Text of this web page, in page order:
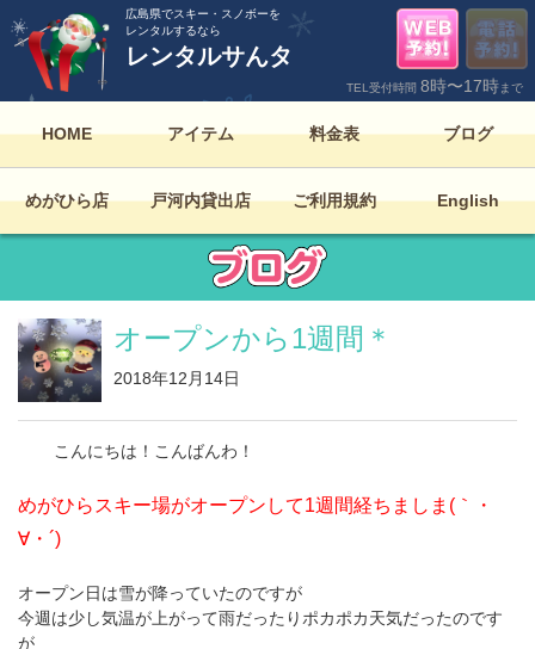
広島県でスキー・スノボーを
レンタルするなら
レンタルサんタ
TEL受付時間 8時〜17時まで
HOME アイテム 料金表 ブログ
めがひら店 戸河内貸出店 ご利用規約 English
オープンから1週間＊
2018年12月14日
こんにちは！こんばんわ！
めがひらスキー場がオープンして1週間経ちましま(｀・
∀・´)
オープン日は雪が降っていたのですが
今週は少し気温が上がって雨だったりポカポカ天気だったのです
が